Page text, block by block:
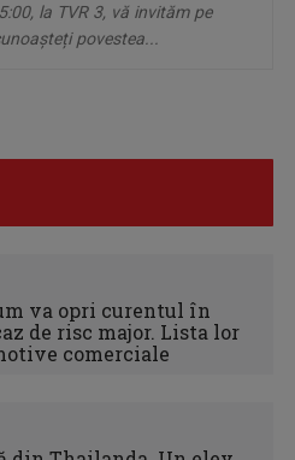
la TVR 3, vă invităm pe
povestea...
va opri curentul în
de risc major. Lista lor
comerciale